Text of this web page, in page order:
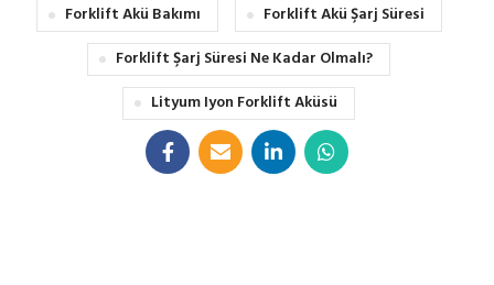
Forklift Akü Bakımı
Forklift Akü Şarj Süresi
Forklift Şarj Süresi Ne Kadar Olmalı?
Lityum Iyon Forklift Aküsü